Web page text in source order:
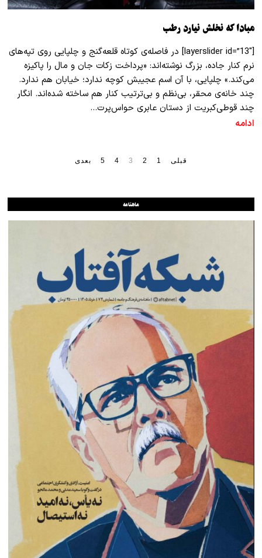
مبادا که نخلش نیارد رطب
[layerslider id=”13″] در فاصله‌ی کوتاه قلعه‌گنج و چلپایی روی تپه‌های
نرم کنار جاده، بزرگ نوشته‌اند: «پرداخت زکات جان و مال را پاکیزه
می‌کند.» چلپایی، با آن اسم عجیبش کوچه ندارد؛ خیابان هم ندارد.
چند خانه‌ی محقر، بی‌نظم‌ و بی‌ترتیب کنار هم ساخته شده‌اند. انگار
چند قوطی‌کبریت از دستان عابری حواس‌پرت…
ادامه
قبلی 1
2
3
4
5 بعدی
ماهنامه